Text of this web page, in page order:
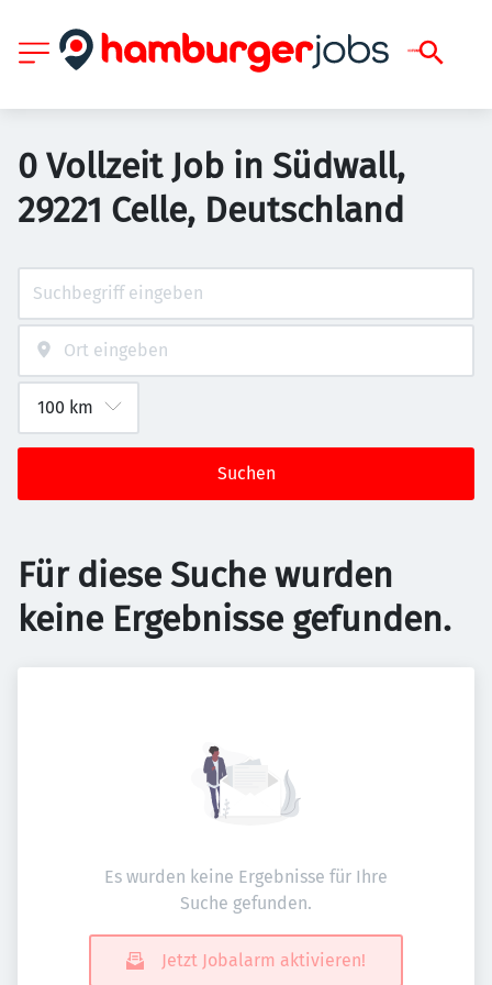
0 Vollzeit Job in Südwall,
29221 Celle, Deutschland
Suchen
Für diese Suche wurden
keine Ergebnisse gefunden.
Es wurden keine Ergebnisse für Ihre
Suche gefunden.
Jetzt Jobalarm aktivieren!